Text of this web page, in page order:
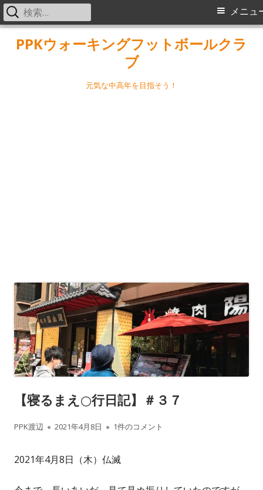
PPKウォーキングフットボールクラ
ブ
元気な中高年を目指そう！
メ
メニュ
検
索:
【寝るまえ○行日記】＃３７
作
PPK渡辺
公
2021年4月8日 【寝るまえ○行日記】＃３７ への
1件のコメント
2021年4月8日（木）仏滅